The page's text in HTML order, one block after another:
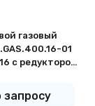
газовый
01
с редуктором
запросу